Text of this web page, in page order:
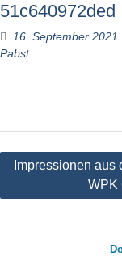
51c640972ded
16. September 2021
Pabst
Impressionen aus
WPK